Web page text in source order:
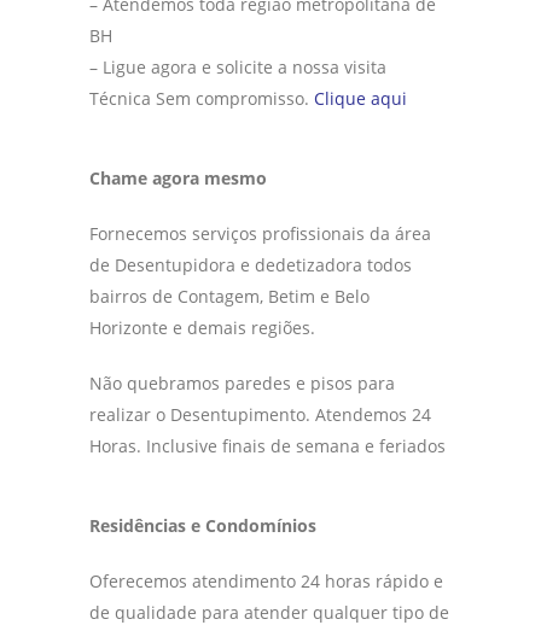
BH
– Ligue agora e solicite a nossa visita
Técnica Sem compromisso. Clique aqui
Chame agora mesmo
Fornecemos serviços profissionais da área
de Desentupidora e dedetizadora todos
bairros de Contagem, Betim e Belo
Horizonte e demais regiões.
Não quebramos paredes e pisos para
realizar o Desentupimento. Atendemos 24
Horas. Inclusive finais de semana e feriados
Residências e Condomínios
Oferecemos atendimento 24 horas rápido e
de qualidade para atender qualquer tipo de